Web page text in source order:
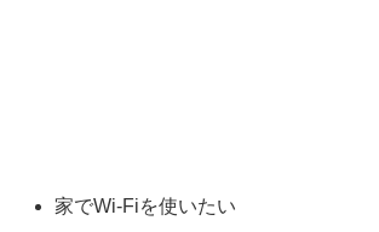
家でWi-Fiを使いたい